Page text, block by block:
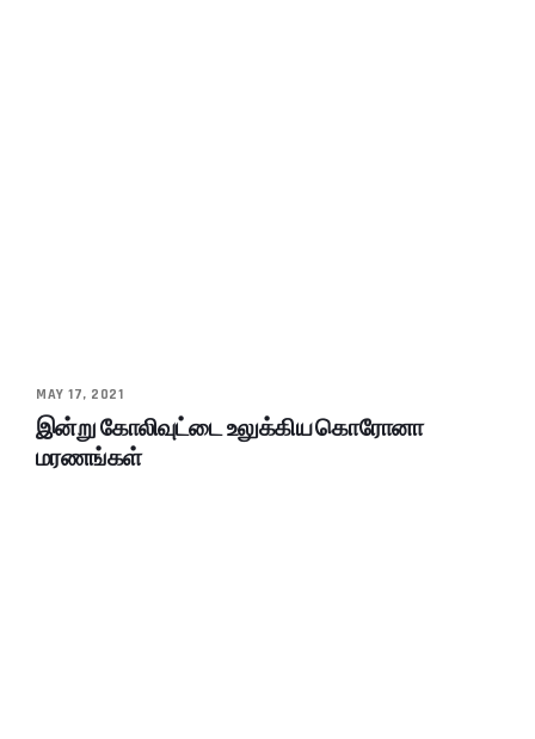
MAY 17, 2021
இன்று கோலிவுட்டை உலுக்கிய கொரோனா
மரணங்கள்